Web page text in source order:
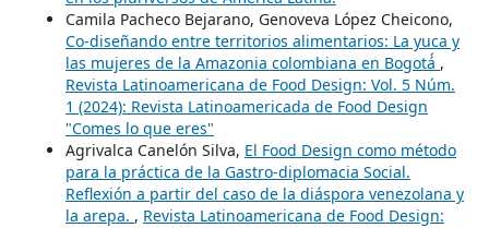
Camila Pacheco Bejarano, Genoveva López Cheicono,
Co-diseñando entre territorios alimentarios: La yuca y
las mujeres de la Amazonia colombiana en Bogotá́ ,
Revista Latinoamericana de Food Design: Vol. 5 Núm.
1 (2024): Revista Latinoamericada de Food Design
"Comes lo que eres"
Agrivalca Canelón Silva, El Food Design como método
para la práctica de la Gastro-diplomacia Social.
Reflexión a partir del caso de la diáspora venezolana y
la arepa. , Revista Latinoamericana de Food Design: